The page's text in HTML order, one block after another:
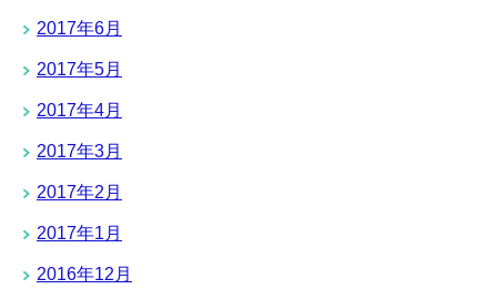
2017年6月
2017年5月
2017年4月
2017年3月
2017年2月
2017年1月
2016年12月